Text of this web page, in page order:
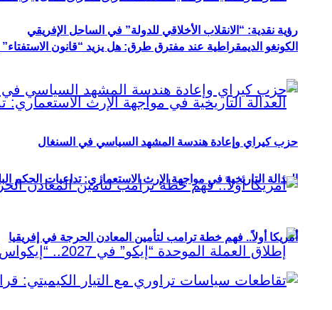
رؤية نقدية: “الانقلاب الأخلاقي للدولة” في الساحل الإفريقي
العدالة التاريخية في مواجهة الإرث الاستعماري: تداعيات الحكم
الكونغو الديمقراطية عند مفترق طرق: هل يزيد “قانون الاستفتاء”
حزب كيراي وإعادة هندسة المشهد السياسي في السنغال
أمريكا أولاً.. فهم خطة ترامب لتأمين المعادن الحرجة في إفريقيا